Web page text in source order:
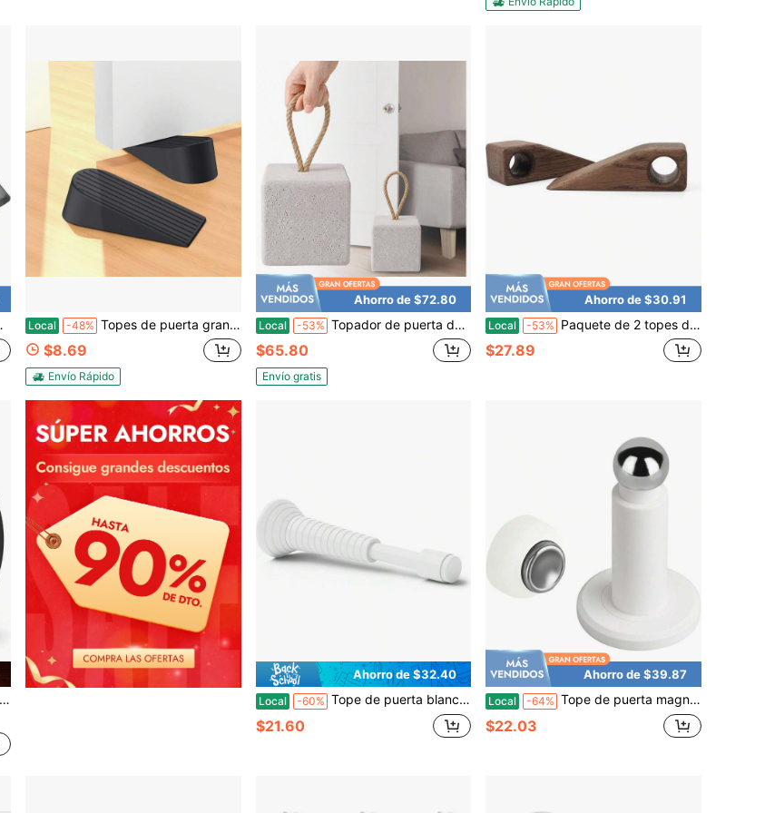
Local -48% Topes de puerta grandes, paquete de 2 topes de puerta extra grandes para huecos en la parte inferior de la puerta, resistentes y apilables, topes de puerta de uso pesado, excelentes para el hogar y la oficina, de goma
$8.69
Envío Rápido
Ahorro de $72.80
Local -53% Topador de puerta de resina con peso 6.6 lb, topador de puerta resistente con asa de cuerda, estilo rústico moderno de piedra, topador decorativo cuadrado para interiores y exteriores para mantener la puerta abierta, decoración del hogar, sujetalibros
$65.80
Envío gratis
Ahorro de $30.91
Local -53% Paquete de 2 topes de puerta de madera - Cuñas de puerta antideslizantes, bloque de madera con orificio para colgar para cualquier piso, baño, dormitorio, sala de estar, hogar y oficina (madera oscura)
$27.89
Ahorro de $32.40
Local -60% Tope de puerta blanco de resorte, tope de puerta de 4.3 pulgadas para la parte inferior de la puerta, tope de puerta de aluminio con punta de silicona silenciosa, adhesivo con tornillo, blanco
$21.60
Ahorro de $39.87
Local -64% Tope de puerta magnético ajustable en altura, blanco, 1 pieza, montaje en pared, montaje en suelo, acero inoxidable 304, imán fuerte, uso pesado
$22.03